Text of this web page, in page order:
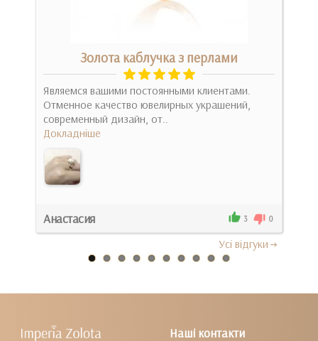
Золота каблучка з перлами
Являемся вашими постоянными клиентами.
Отменное качество ювелирных украшений,
современный дизайн, от..
Докладніше
Анастасия 3 0
Усi вiдгуки
Наші контакти